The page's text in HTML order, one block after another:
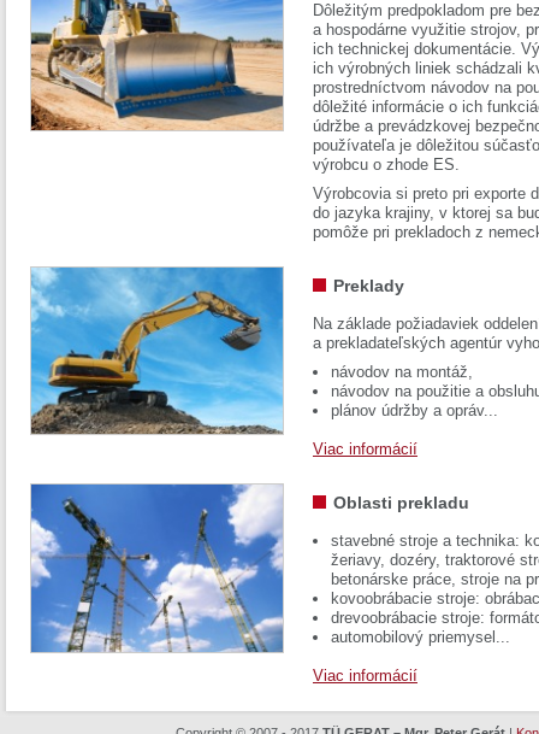
Dôležitým predpokladom pre
a hospodárne využitie strojov,
ich technickej dokumentácie.
ich výrobných liniek schádzali
prostredníctvom návodov na
dôležité informácie o ich
údržbe a prevádzkovej
používateľa je dôležitou
výrobcu o zhode ES.
Výrobcovia si preto pri exporte
do jazyka krajiny, v ktorej sa
pomôže pri prekladoch z
Preklady
Na základe požiadaviek
a prekladateľských agentúr
návodov na montáž,
návodov na použitie a
plánov údržby a opráv...
Viac informácií
Oblasti prekladu
stavebné stroje a technika:
žeriavy, dozéry, traktorové
betonárske práce, stroje na
kovoobrábacie stroje:
drevoobrábacie stroje:
automobilový priemysel...
Viac informácií